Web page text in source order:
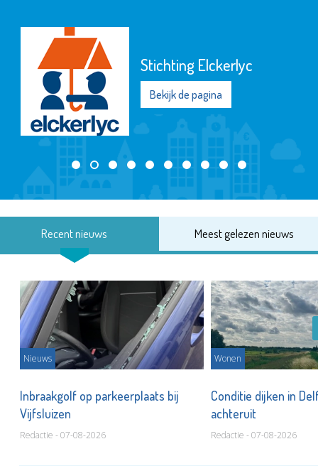
Stichting Elckerlyc
Bekijk de pagina
Recent nieuws Meest gelezen nieuws
Nieuws
Inbraakgolf op parkeerplaats bij
Vijfsluizen
Redactie - 07-08-2026
Wonen
Conditie dijken in
achteruit
Redactie - 07-08-2026